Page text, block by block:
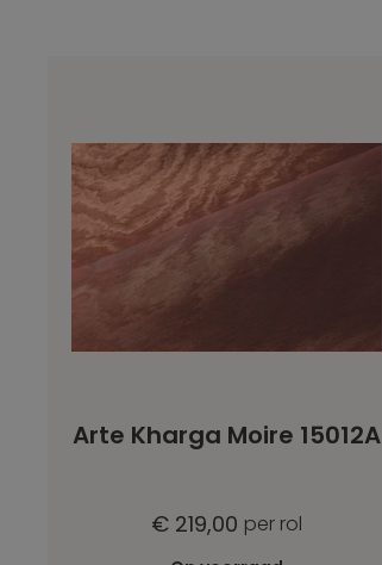
Arte Kharga Moire 15012A
€ 219,00 per rol